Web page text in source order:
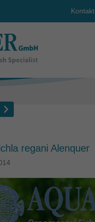
Kontakt
regani Alenquer